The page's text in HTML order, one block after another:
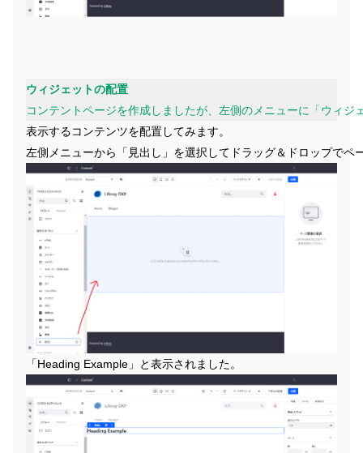
ウィジェットの配置
コンテントページを作成しましたが、左側のメニューに「ウィ
表示するコンテンツを配置してみます。
左側メニューから「見出し」を選択してドラッグ＆ドロップでペ
「Heading Example」と表示されました。